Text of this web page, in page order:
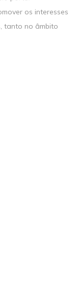
os interesses
tanto no âmbito